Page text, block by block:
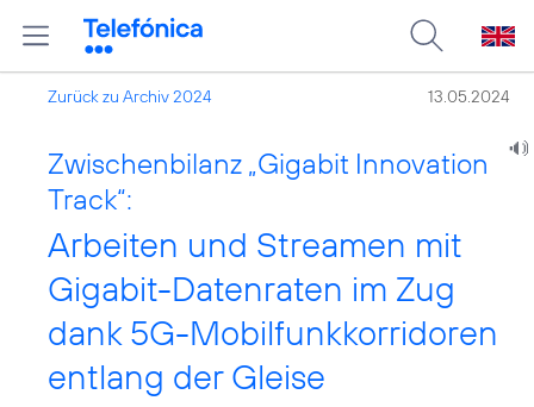
Zurück zu Archiv 2024 13.05.2024
Zwischenbilanz „Gigabit Innovation
Track“:
Arbeiten und Streamen mit
Gigabit-Datenraten im Zug
dank 5G-Mobilfunkkorridoren
entlang der Gleise